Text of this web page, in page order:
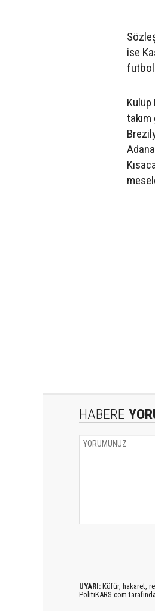
ise
Kulüp
HABERE
UYARI: Küfür, hakaret,
PolitiKARS.com